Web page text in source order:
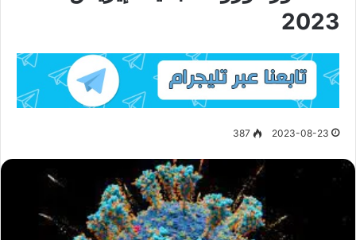
2023
2023-08-23
387